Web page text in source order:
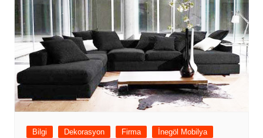
Bilgi Dekorasyon Firma
İnegöl Mobilya